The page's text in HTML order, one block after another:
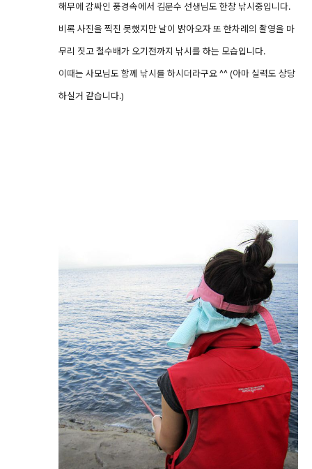
해무에 감싸인 풍경속에서 김문수 선생님도 한창 낚시중입니다.
비록 사진을 찍진 못했지만 날이 밝아오자 또 한차례의 촬영을 마
무리 짓고 철수배가 오기전까지 낚시를 하는 모습입니다.
이때는 사모님도 함께 낚시를 하시더라구요 ^^ (아마 실력도 상당
하실거 같습니다.)